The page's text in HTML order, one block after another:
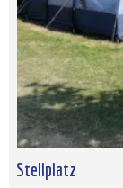
Stellplatz